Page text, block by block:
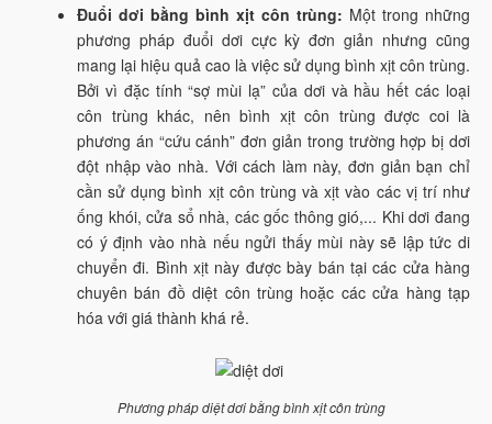
Đuổi dơi bằng bình xịt côn trùng: Một trong những
phương pháp đuổi dơi cực kỳ đơn giản nhưng cũng
mang lại hiệu quả cao là việc sử dụng bình xịt côn trùng.
Bởi vì đặc tính “sợ mùi lạ” của dơi và hầu hết các loại
côn trùng khác, nên bình xịt côn trùng được coi là
phương án “cứu cánh” đơn giản trong trường hợp bị dơi
đột nhập vào nhà. Với cách làm này, đơn giản bạn chỉ
cần sử dụng bình xịt côn trùng và xịt vào các vị trí như
ống khói, cửa sổ nhà, các gốc thông gió,... Khi dơi đang
có ý định vào nhà nếu ngửi thấy mùi này sẽ lập tức di
chuyển đi. Bình xịt này được bày bán tại các cửa hàng
chuyên bán đồ diệt côn trùng hoặc các cửa hàng tạp
hóa với giá thành khá rẻ.
Phương pháp diệt dơi bằng bình xịt côn trùng